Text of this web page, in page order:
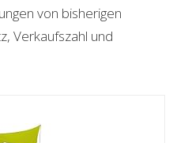
von bisherigen
Verkaufszahl und